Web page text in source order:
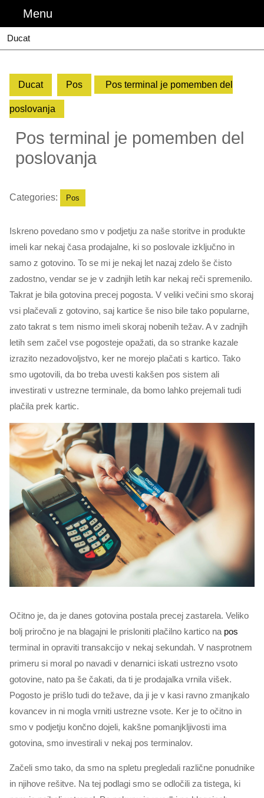
content
Menu
Ducat
Ducat Pos Pos terminal je pomemben del
poslovanja
Pos terminal je pomemben del
poslovanja
Categories: Pos
Iskreno povedano smo v podjetju za naše storitve in produkte
imeli kar nekaj časa prodajalne, ki so poslovale izključno in
samo z gotovino. To se mi je nekaj let nazaj zdelo še čisto
zadostno, vendar se je v zadnjih letih kar nekaj reči spremenilo.
Takrat je bila gotovina precej pogosta. V veliki večini smo skoraj
vsi plačevali z gotovino, saj kartice še niso bile tako popularne,
zato takrat s tem nismo imeli skoraj nobenih težav. A v zadnjih
letih sem začel vse pogosteje opažati, da so stranke kazale
izrazito nezadovoljstvo, ker ne morejo plačati s kartico. Tako
smo ugotovili, da bo treba uvesti kakšen pos sistem ali
investirati v ustrezne terminale, da bomo lahko prejemali tudi
plačila prek kartic.
Očitno je, da je danes gotovina postala precej zastarela. Veliko
bolj priročno je na blagajni le prisloniti plačilno kartico na pos
terminal in opraviti transakcijo v nekaj sekundah. V nasprotnem
primeru si moral po navadi v denarnici iskati ustrezno vsoto
gotovine, nato pa še čakati, da ti je prodajalka vrnila višek.
Pogosto je prišlo tudi do težave, da ji je v kasi ravno zmanjkalo
kovancev in ni mogla vrniti ustrezne vsote. Ker je to očitno in
smo v podjetju končno dojeli, kakšne pomanjkljivosti ima
gotovina, smo investirali v nekaj pos terminalov.
Začeli smo tako, da smo na spletu pregledali različne ponudnike
in njihove rešitve. Na tej podlagi smo se odločili za tistega, ki